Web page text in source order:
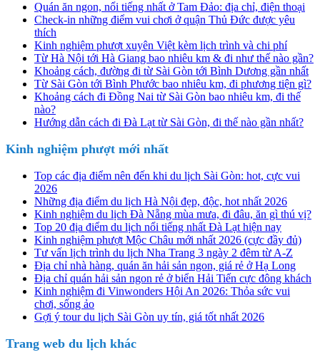
Quán ăn ngon, nổi tiếng nhất ở Tam Đảo: địa chỉ, điện thoại
Check-in những điểm vui chơi ở quận Thủ Đức được yêu
thích
Kinh nghiệm phượt xuyên Việt kèm lịch trình và chi phí
Từ Hà Nội tới Hà Giang bao nhiêu km & đi như thế nào gần?
Khoảng cách, đường đi từ Sài Gòn tới Bình Dương gần nhất
Từ Sài Gòn tới Bình Phước bao nhiêu km, đi phương tiện gì?
Khoảng cách đi Đồng Nai từ Sài Gòn bao nhiêu km, đi thế
nào?
Hướng dẫn cách đi Đà Lạt từ Sài Gòn, đi thế nào gần nhất?
Kinh nghiệm phượt mới nhất
Top các địa điểm nên đến khi du lịch Sài Gòn: hot, cực vui
2026
Những địa điểm du lịch Hà Nội đẹp, độc, hot nhất 2026
Kinh nghiệm du lịch Đà Nẵng mùa mưa, đi đâu, ăn gì thú vị?
Top 20 địa điểm du lịch nổi tiếng nhất Đà Lạt hiện nay
Kinh nghiệm phượt Mộc Châu mới nhất 2026 (cực đầy đủ)
Tư vấn lịch trình du lịch Nha Trang 3 ngày 2 đêm từ A-Z
Địa chỉ nhà hàng, quán ăn hải sản ngon, giá rẻ ở Hạ Long
Địa chỉ quán hải sản ngon rẻ ở biển Hải Tiến cực đông khách
Kinh nghiệm đi Vinwonders Hội An 2026: Thỏa sức vui
chơi, sống ảo
Gợi ý tour du lịch Sài Gòn uy tín, giá tốt nhất 2026
Trang web du lịch khác